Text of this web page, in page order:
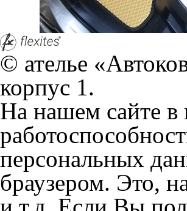
браузером. Это,
и т.д. Если Вы
согласие на
Положении по
+7 (351) 277 91 67